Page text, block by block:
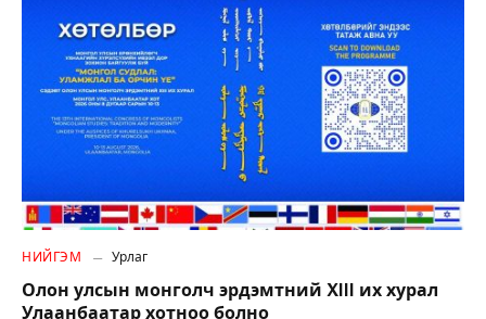
НИЙГЭМ Урлаг
Олон улсын монголч эрдэмтний XIII их хурал
Улаанбаатар хотноо болно